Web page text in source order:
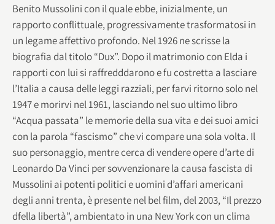
Benito Mussolini con il quale ebbe, inizialmente, un
rapporto conflittuale, progressivamente trasformatosi in
un legame affettivo profondo. Nel 1926 ne scrisse la
biografia dal titolo “Dux”. Dopo il matrimonio con Elda i
rapporti con lui si raffredddarono e fu costretta a lasciare
l’Italia a causa delle leggi razziali, per farvi ritorno solo nel
1947 e morirvi nel 1961, lasciando nel suo ultimo libro
“Acqua passata” le memorie della sua vita e dei suoi amici
con la parola “fascismo” che vi compare una sola volta. Il
suo personaggio, mentre cerca di vendere opere d’arte di
Leonardo Da Vinci per sovvenzionare la causa fascista di
Mussolini ai potenti politici e uomini d’affari americani
degli anni trenta, è presente nel bel film, del 2003, “Il prezzo
dfella libertà”, ambientato in una New York con un clima